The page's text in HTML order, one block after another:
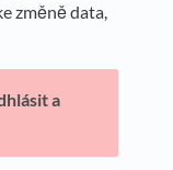
změně data,
a